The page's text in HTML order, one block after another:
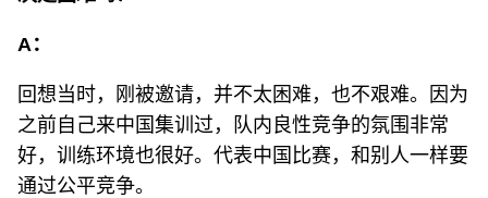
A：
回想当时，刚被邀请，并不太困难，也不艰难。因为
之前自己来中国集训过，队内良性竞争的氛围非常
好，训练环境也很好。代表中国比赛，和别人一样要
通过公平竞争。